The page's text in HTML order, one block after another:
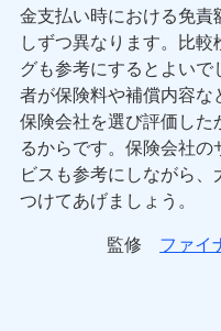
金支払い時における免責
しずつ異なります。比
グも参考にするとよいで
者が保険料や補償内容な
保険会社を選び評価した
るからです。保険会社
ビスも参考にしながら
つけてあげましょう。
監修 ファイ